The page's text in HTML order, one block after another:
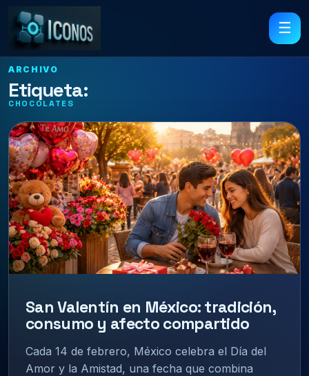
☰
ARCHIVO
Etiqueta:
CHOCOLATES
San Valentín en México: tradición,
consumo y afecto compartido
Cada 14 de febrero, México celebra el Día del
Amor y la Amistad, una fecha que combina